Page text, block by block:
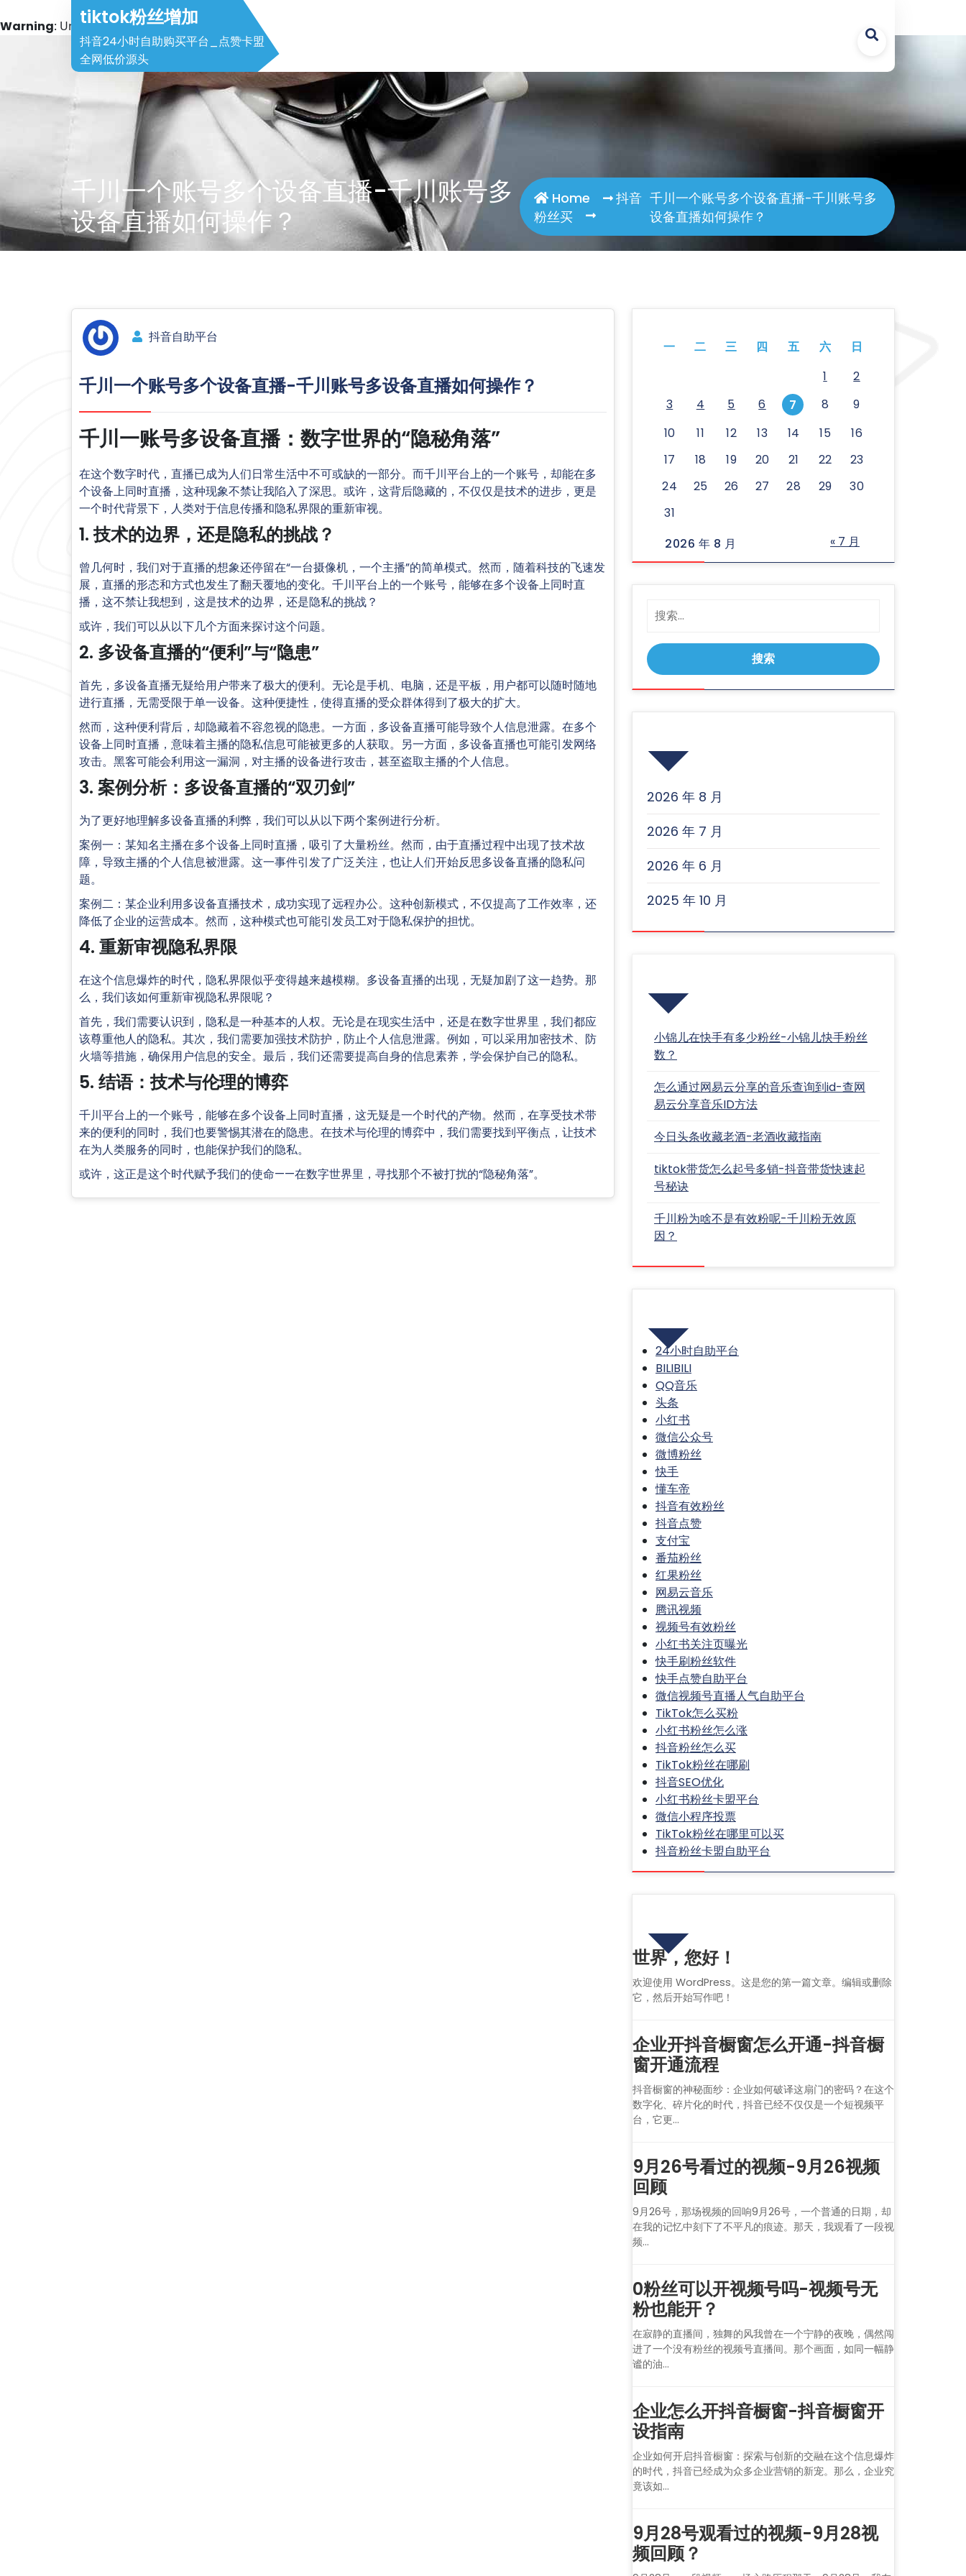
Warning: Undefined array key 2 in/www/wwwroot/haleiboer.com/wp-content/plugins/smart-seo-tool/classes/common.class.php
tiktok粉丝增加
抖音24小时自助购买平台_点赞卡盟
全网低价源头
千川一个账号多个设备直播-千川账号多
设备直播如何操作？
Home 抖音
粉丝买
千川一个账号多个设备直播-千川账号多
设备直播如何操作？
抖音自助平台
千川一个账号多个设备直播-千川账号多设备直播如何操作？
千川一账号多设备直播：数字世界的“隐秘角落”
在这个数字时代，直播已成为人们日常生活中不可或缺的一部分。而千川平台上的一个账号，却能在多
个设备上同时直播，这种现象不禁让我陷入了深思。或许，这背后隐藏的，不仅仅是技术的进步，更是
一个时代背景下，人类对于信息传播和隐私界限的重新审视。
1. 技术的边界，还是隐私的挑战？
曾几何时，我们对于直播的想象还停留在“一台摄像机，一个主播”的简单模式。然而，随着科技的飞速发
展，直播的形态和方式也发生了翻天覆地的变化。千川平台上的一个账号，能够在多个设备上同时直
播，这不禁让我想到，这是技术的边界，还是隐私的挑战？
或许，我们可以从以下几个方面来探讨这个问题。
2. 多设备直播的“便利”与“隐患”
首先，多设备直播无疑给用户带来了极大的便利。无论是手机、电脑，还是平板，用户都可以随时随地
进行直播，无需受限于单一设备。这种便捷性，使得直播的受众群体得到了极大的扩大。
然而，这种便利背后，却隐藏着不容忽视的隐患。一方面，多设备直播可能导致个人信息泄露。在多个
设备上同时直播，意味着主播的隐私信息可能被更多的人获取。另一方面，多设备直播也可能引发网络
攻击。黑客可能会利用这一漏洞，对主播的设备进行攻击，甚至盗取主播的个人信息。
3. 案例分析：多设备直播的“双刃剑”
为了更好地理解多设备直播的利弊，我们可以从以下两个案例进行分析。
案例一：某知名主播在多个设备上同时直播，吸引了大量粉丝。然而，由于直播过程中出现了技术故
障，导致主播的个人信息被泄露。这一事件引发了广泛关注，也让人们开始反思多设备直播的隐私问
题。
案例二：某企业利用多设备直播技术，成功实现了远程办公。这种创新模式，不仅提高了工作效率，还
降低了企业的运营成本。然而，这种模式也可能引发员工对于隐私保护的担忧。
4. 重新审视隐私界限
在这个信息爆炸的时代，隐私界限似乎变得越来越模糊。多设备直播的出现，无疑加剧了这一趋势。那
么，我们该如何重新审视隐私界限呢？
首先，我们需要认识到，隐私是一种基本的人权。无论是在现实生活中，还是在数字世界里，我们都应
该尊重他人的隐私。其次，我们需要加强技术防护，防止个人信息泄露。例如，可以采用加密技术、防
火墙等措施，确保用户信息的安全。最后，我们还需要提高自身的信息素养，学会保护自己的隐私。
5. 结语：技术与伦理的博弈
千川平台上的一个账号，能够在多个设备上同时直播，这无疑是一个时代的产物。然而，在享受技术带
来的便利的同时，我们也要警惕其潜在的隐患。在技术与伦理的博弈中，我们需要找到平衡点，让技术
在为人类服务的同时，也能保护我们的隐私。
或许，这正是这个时代赋予我们的使命——在数字世界里，寻找那个不被打扰的“隐秘角落”。
2026 年 8 月
一 二 三 四 五 六
日
1
2
3
4 5 6 7 8
9
10
11 12 13 14 15
16
17
18 19 20 21 22
23
24
25 26 27 28 29
30
31
« 7 月
搜
索：
2026 年 8 月
2026 年 7 月
2026 年 6 月
2025 年 10 月
小锦儿在快手有多少粉丝-小锦儿快手粉丝
数？
怎么通过网易云分享的音乐查询到id-查网
易云分享音乐ID方法
今日头条收藏老酒-老酒收藏指南
tiktok带货怎么起号多销-抖音带货快速起
号秘诀
千川粉为啥不是有效粉呢-千川粉无效原
因？
24小时自助平台
BILIBILI
QQ音乐
头条
小红书
微信公众号
微博粉丝
快手
懂车帝
抖音有效粉丝
抖音点赞
支付宝
番茄粉丝
红果粉丝
网易云音乐
腾讯视频
视频号有效粉丝
小红书关注页曝光
快手刷粉丝软件
快手点赞自助平台
微信视频号直播人气自助平台
TikTok怎么买粉
小红书粉丝怎么涨
抖音粉丝怎么买
TikTok粉丝在哪刷
抖音SEO优化
小红书粉丝卡盟平台
微信小程序投票
TikTok粉丝在哪里可以买
抖音粉丝卡盟自助平台
世界，您好！
欢迎使用 WordPress。这是您的第一篇文章。编辑或删除
它，然后开始写作吧！
企业开抖音橱窗怎么开通-抖音橱
窗开通流程
抖音橱窗的神秘面纱：企业如何破译这扇门的密码？在这个
数字化、碎片化的时代，抖音已经不仅仅是一个短视频平
台，它更...
9月26号看过的视频-9月26视频
回顾
9月26号，那场视频的回响9月26号，一个普通的日期，却
在我的记忆中刻下了不平凡的痕迹。那天，我观看了一段视
频...
0粉丝可以开视频号吗-视频号无
粉也能开？
在寂静的直播间，独舞的风我曾在一个宁静的夜晚，偶然闯
进了一个没有粉丝的视频号直播间。那个画面，如同一幅静
谧的油...
企业怎么开抖音橱窗-抖音橱窗开
设指南
企业如何开启抖音橱窗：探索与创新的交融在这个信息爆炸
的时代，抖音已经成为众多企业营销的新宠。那么，企业究
竟该如...
9月28号观看过的视频-9月28视
频回顾？